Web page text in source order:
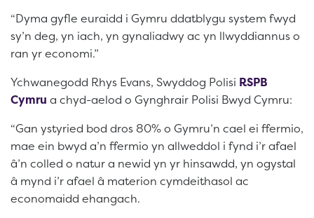
“Dyma gyfle euraidd i Gymru ddatblygu system fwyd
sy’n deg, yn iach, yn gynaliadwy ac yn llwyddiannus o
ran yr economi.”
Ychwanegodd Rhys Evans, Swyddog Polisi RSPB
Cymru a chyd-aelod o Gynghrair Polisi Bwyd Cymru:
“Gan ystyried bod dros 80% o Gymru’n cael ei ffermio,
mae ein bwyd a’n ffermio yn allweddol i fynd i’r afael
â’n colled o natur a newid yn yr hinsawdd, yn ogystal
â mynd i’r afael â materion cymdeithasol ac
economaidd ehangach.